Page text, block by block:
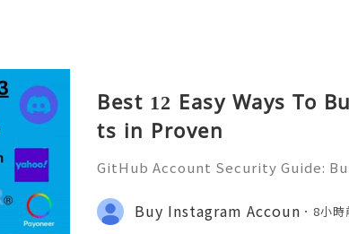
Best 12 Easy Ways To
ts in Proven
GitHub Account Security Guide:
d's leading platforms for
ration. Millions of develo
Buy Instagram Accoun 8小時